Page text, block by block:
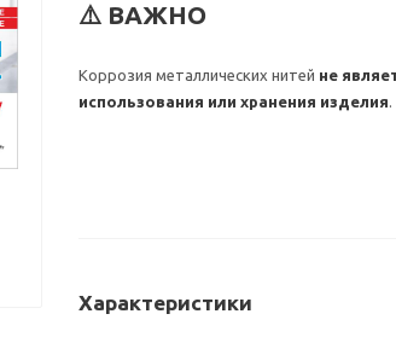
⚠️ ВАЖНО
Коррозия металлических нитей не
использования или хранения изделия.
Характеристики